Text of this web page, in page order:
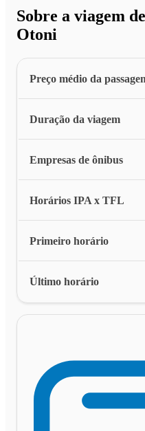
Sobre a viagem
Otoni
Preço médio da
Duração da viagem
Empresas de ônibus
Horários IPA x TFL
Primeiro horário
Último horário